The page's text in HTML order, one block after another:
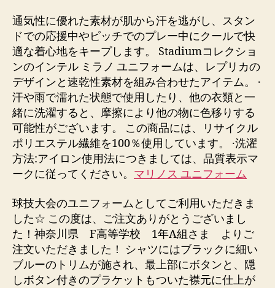
通気性に優れた素材が肌から汗を逃がし、スタン
ドでの応援中やピッチでのプレー中にクールで快
適な着心地をキープします。 Stadiumコレクショ
ンのインテル ミラノ ユニフォームは、レプリカの
デザインと速乾性素材を組み合わせたアイテム。 ·
汗や雨で濡れた状態で使用したり、他の衣類と一
緒に洗濯すると、摩擦により他の物に色移りする
可能性がございます。 この商品には、リサイクル
ポリエステル繊維を100％使用しています。 ·洗濯
方法:アイロン使用法につきましては、品質表示マ
ークに従ってください。 マリノス ユニフォーム
球技大会のユニフォームとしてご利用いただきま
した☆ この度は、ご注文ありがとうございまし
た！神奈川県 F高等学校 1年A組さま よりご
注文いただきました！ シャツにはブラックに細い
ブルーのトリムが施され、最上部にボタンと、隠
しボタン付きのプラケットもついた襟元に仕上が